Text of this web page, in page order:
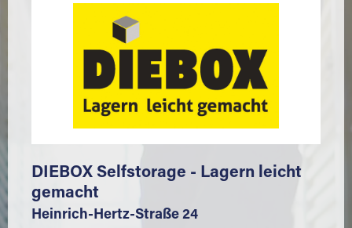
DIEBOX Selfstorage - Lagern leicht
gemacht
Heinrich-Hertz-Straße 24